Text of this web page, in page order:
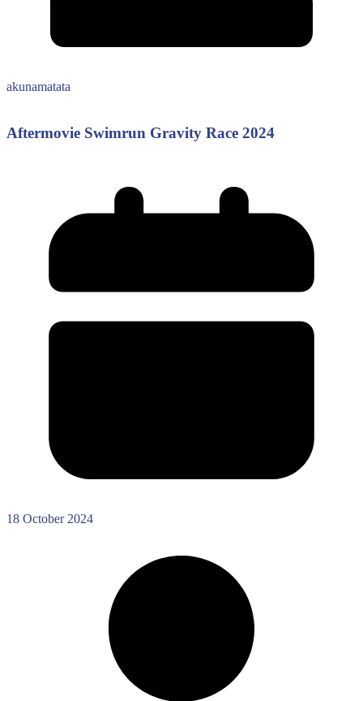
akunamatata
Aftermovie Swimrun Gravity Race 2024
18 October 2024